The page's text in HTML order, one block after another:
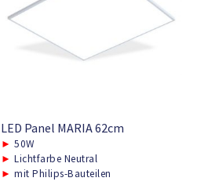
LED Panel MARIA 62cm
► 50W
► Lichtfarbe Neutral
► mit Philips-Bauteilen